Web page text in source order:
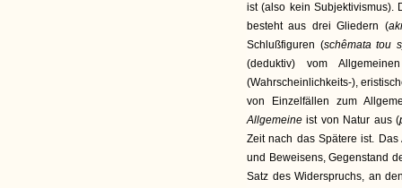
ist (also kein Subjektivismus).
besteht aus drei Gliedern (
Schlußfiguren (schêmata tou
(deduktiv) vom
(Wahrscheinlichkeits-),
von Einzelfällen zum
Allgemeineist von Natur aus (
Zeit nach das Spätere ist.
und Beweisens, Gegenstand
Satz des Widerspruchs, an